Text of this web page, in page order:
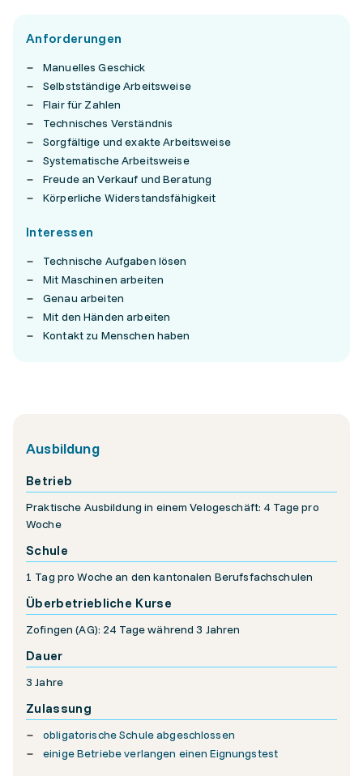
Anforderungen
Manuelles Geschick
Selbstständige Arbeitsweise
Flair für Zahlen
Technisches Verständnis
Sorgfältige und exakte Arbeitsweise
Systematische Arbeitsweise
Freude an Verkauf und Beratung
Körperliche Widerstandsfähigkeit
Interessen
Technische Aufgaben lösen
Mit Maschinen arbeiten
Genau arbeiten
Mit den Händen arbeiten
Kontakt zu Menschen haben
Ausbildung
Betrieb
Praktische Ausbildung in einem Velogeschäft: 4 Tage pro
Woche
Schule
1 Tag pro Woche an den kantonalen Berufsfachschulen
Überbetriebliche Kurse
Zofingen (AG): 24 Tage während 3 Jahren
Dauer
3 Jahre
Zulassung
obligatorische Schule abgeschlossen
einige Betriebe verlangen einen Eignungstest